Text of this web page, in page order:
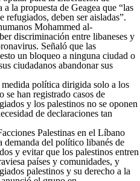
a la propuesta de Geagea que “las
refugiados, deben ser aisladas”.
Mohammed al-
discriminación entre libaneses y
Señaló que las
un bloqueo a ninguna ciudad o
ciudadanos abandonar sus
política dirigida solo a los
se han registrado casos de
y los palestinos no se oponen
de declaraciones tan
Palestinas en el Líbano
demanda del político libanés de
y evitar que los palestinos entren
países y comunidades, y
palestinos y su derecho a la